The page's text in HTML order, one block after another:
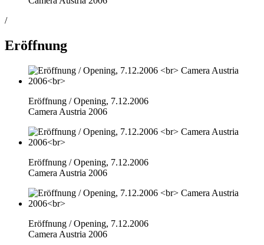
/
Eröffnung
Eröffnung / Opening, 7.12.2006
Camera Austria 2006
Eröffnung / Opening, 7.12.2006
Camera Austria 2006
Eröffnung / Opening, 7.12.2006
Camera Austria 2006